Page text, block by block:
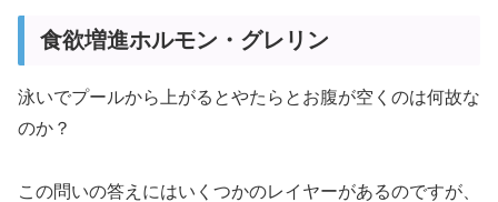
食欲増進ホルモン・グレリン
泳いでプールから上がるとやたらとお腹が空くのは何故な
のか？
この問いの答えにはいくつかのレイヤーがあるのですが、